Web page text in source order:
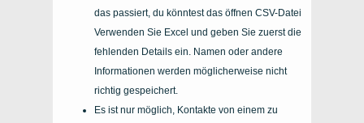
das passiert, du könntest das öffnen CSV-Datei
Verwenden Sie Excel und geben Sie zuerst die
fehlenden Details ein. Namen oder andere
Informationen werden möglicherweise nicht
richtig gespeichert.
Es ist nur möglich, Kontakte von einem zu